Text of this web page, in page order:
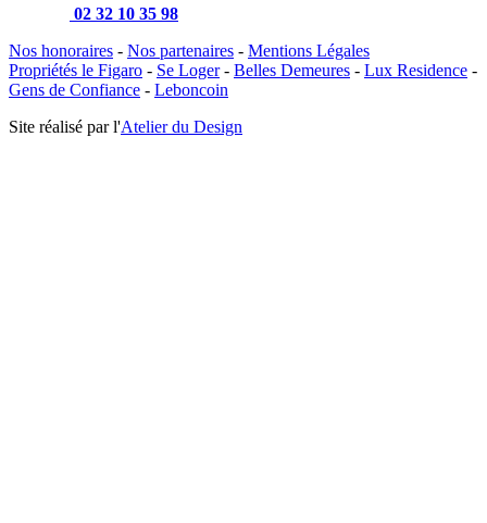
02 32 10 35 98
Nos honoraires - Nos partenaires - Mentions Légales
Propriétés le Figaro - Se Loger- Belles Demeures - Lux Residence -
Gens de Confiance - Leboncoin
Site réalisé par l'Atelier du Design